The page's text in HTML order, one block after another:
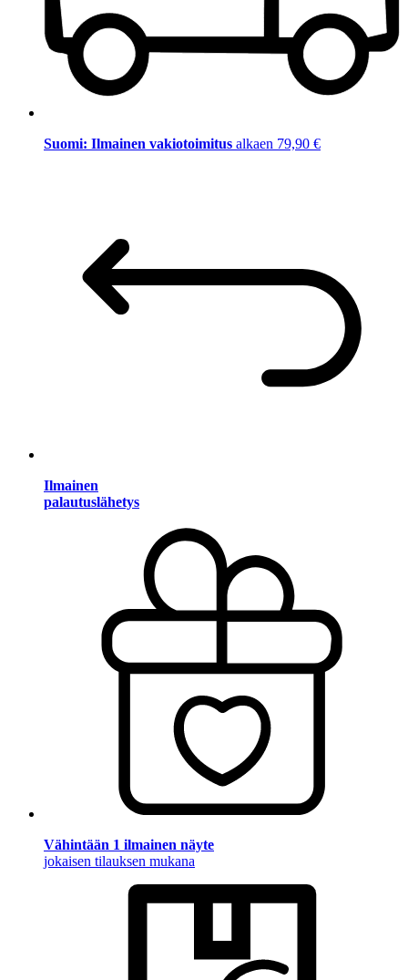
Suomi: Ilmainen vakiotoimitus alkaen 79,90 €
Ilmainen
palautuslähetys
Vähintään 1 ilmainen näyte
jokaisen tilauksen mukana